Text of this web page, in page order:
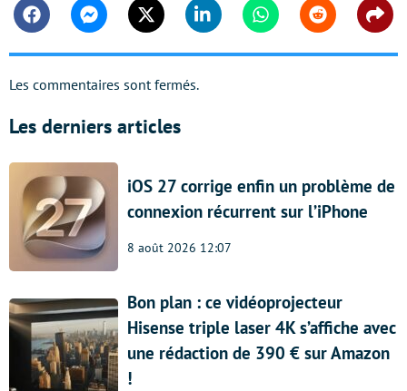
FacebookMessengerTwitter Linkedin WhatsappReddit
Les commentaires sont fermés.
Les derniers articles
iOS 27 corrige enfin un problème de
connexion récurrent sur l’iPhone
8 août 2026 12:07
Bon plan : ce vidéoprojecteur
Hisense triple laser 4K s’affiche avec
une rédaction de 390 € sur Amazon
!